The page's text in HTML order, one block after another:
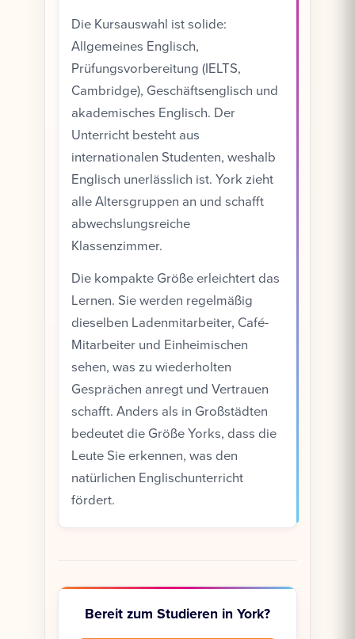
Die Kursauswahl ist solide:
Allgemeines Englisch,
Prüfungsvorbereitung (IELTS,
Cambridge), Geschäftsenglisch und
akademisches Englisch. Der
Unterricht besteht aus
internationalen Studenten, weshalb
Englisch unerlässlich ist. York zieht
alle Altersgruppen an und schafft
abwechslungsreiche
Klassenzimmer.
Die kompakte Größe erleichtert das
Lernen. Sie werden regelmäßig
dieselben Ladenmitarbeiter, Café-
Mitarbeiter und Einheimischen
sehen, was zu wiederholten
Gesprächen anregt und Vertrauen
schafft. Anders als in Großstädten
bedeutet die Größe Yorks, dass die
Leute Sie erkennen, was den
natürlichen Englischunterricht
fördert.
Bereit zum Studieren in York?